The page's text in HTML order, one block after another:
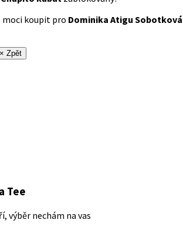
moci koupit pro Dominika Atigu Sobotková
× Zpět
Tee
výběr nechám na vas